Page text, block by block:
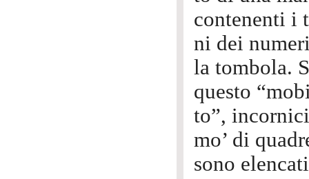
contenenti i
ni dei
la tombola.
questo
to”,
mo’ di
sono